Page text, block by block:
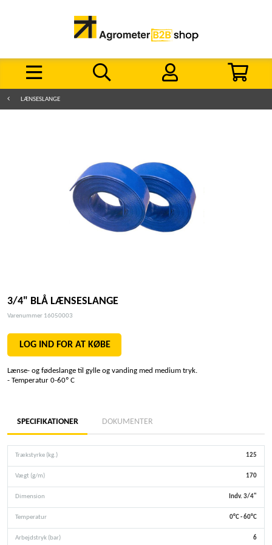
LÆNSESLANGE
3/4" BLÅ LÆNSESLANGE
Varenummer 16050003
LOG IND FOR AT KØBE
Lænse- og fødeslange til gylle og vanding med medium tryk.
- Temperatur 0-60º C
SPECIFIKATIONER DOKUMENTER
Trækstyrke (kg.) 125
Vægt (g/m) 170
Dimension Indv. 3/4"
Temperatur 0°C - 60°C
Arbejdstryk (bar) 6